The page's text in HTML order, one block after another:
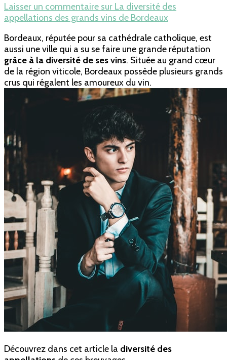
Laisser un commentaire sur La diversité des
appellations des grands vins de Bordeaux
Bordeaux, réputée pour sa cathédrale catholique, est
aussi une ville qui a su se faire une grande réputation
grâce à la diversité de ses vins. Située au grand cœur
de la région viticole, Bordeaux possède plusieurs grands
crus qui régalent les amoureux du vin.
Découvrez dans cet article la diversité des